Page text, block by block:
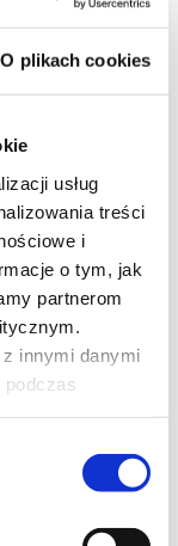
O plikach cookies
usług
treści
i
o tym, jak
partnerom
innymi danymi
wieś i
kraju. Jego
domach, na
Jednocześnie
do dziś